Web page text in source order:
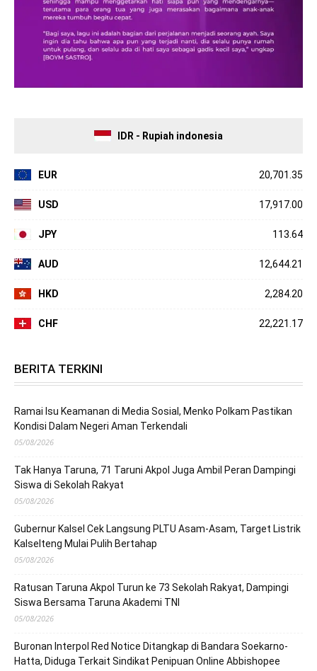
IDR - Rupiah indonesia
EUR 20,701.35
USD 17,917.00
JPY 113.64
AUD 12,644.21
HKD 2,284.20
CHF 22,221.17
BERITA TERKINI
Ramai Isu Keamanan di Media Sosial, Menko Polkam Pastikan
Kondisi Dalam Negeri Aman Terkendali
05/08/2026
Tak Hanya Taruna, 71 Taruni Akpol Juga Ambil Peran Dampingi
Siswa di Sekolah Rakyat
05/08/2026
Gubernur Kalsel Cek Langsung PLTU Asam-Asam, Target Listrik
Kalselteng Mulai Pulih Bertahap
05/08/2026
Ratusan Taruna Akpol Turun ke 73 Sekolah Rakyat, Dampingi
Siswa Bersama Taruna Akademi TNI
05/08/2026
Buronan Interpol Red Notice Ditangkap di Bandara Soekarno-
Hatta, Diduga Terkait Sindikat Penipuan Online Abbishopee